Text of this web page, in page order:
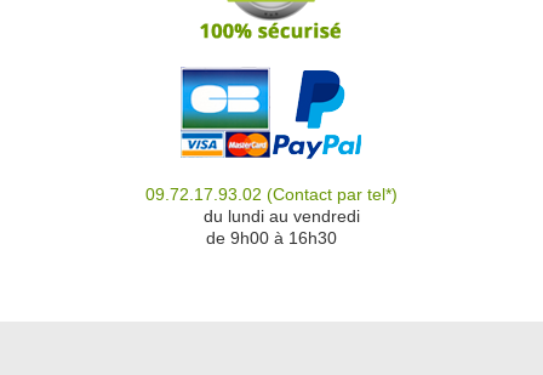
09.72.17.93.02 (Contact par tel*)
du lundi au vendredi
de 9h00 à 16h30